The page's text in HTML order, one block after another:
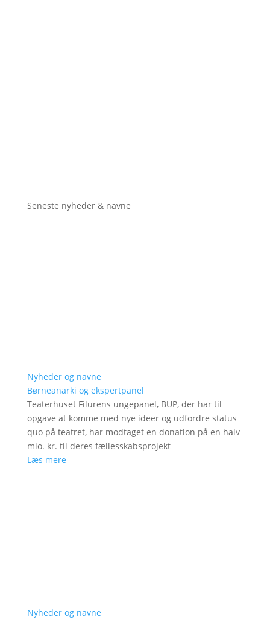
Seneste nyheder & navne
Nyheder og navne
Børneanarki og ekspertpanel
Teaterhuset Filurens ungepanel, BUP, der har til
opgave at komme med nye ideer og udfordre status
quo på teatret, har modtaget en donation på en halv
mio. kr. til deres fællesskabsprojekt
Læs mere
Nyheder og navne